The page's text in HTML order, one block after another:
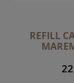
REFILL